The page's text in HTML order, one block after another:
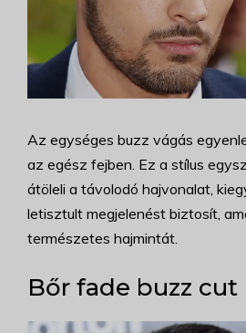
Az egységes buzz vágás
az egész fejben. Ez a stílus
átöleli a távolodó hajvonalat,
letisztult megjelenést biztosít,
természetes hajmintát.
Bőr fade buzz cut